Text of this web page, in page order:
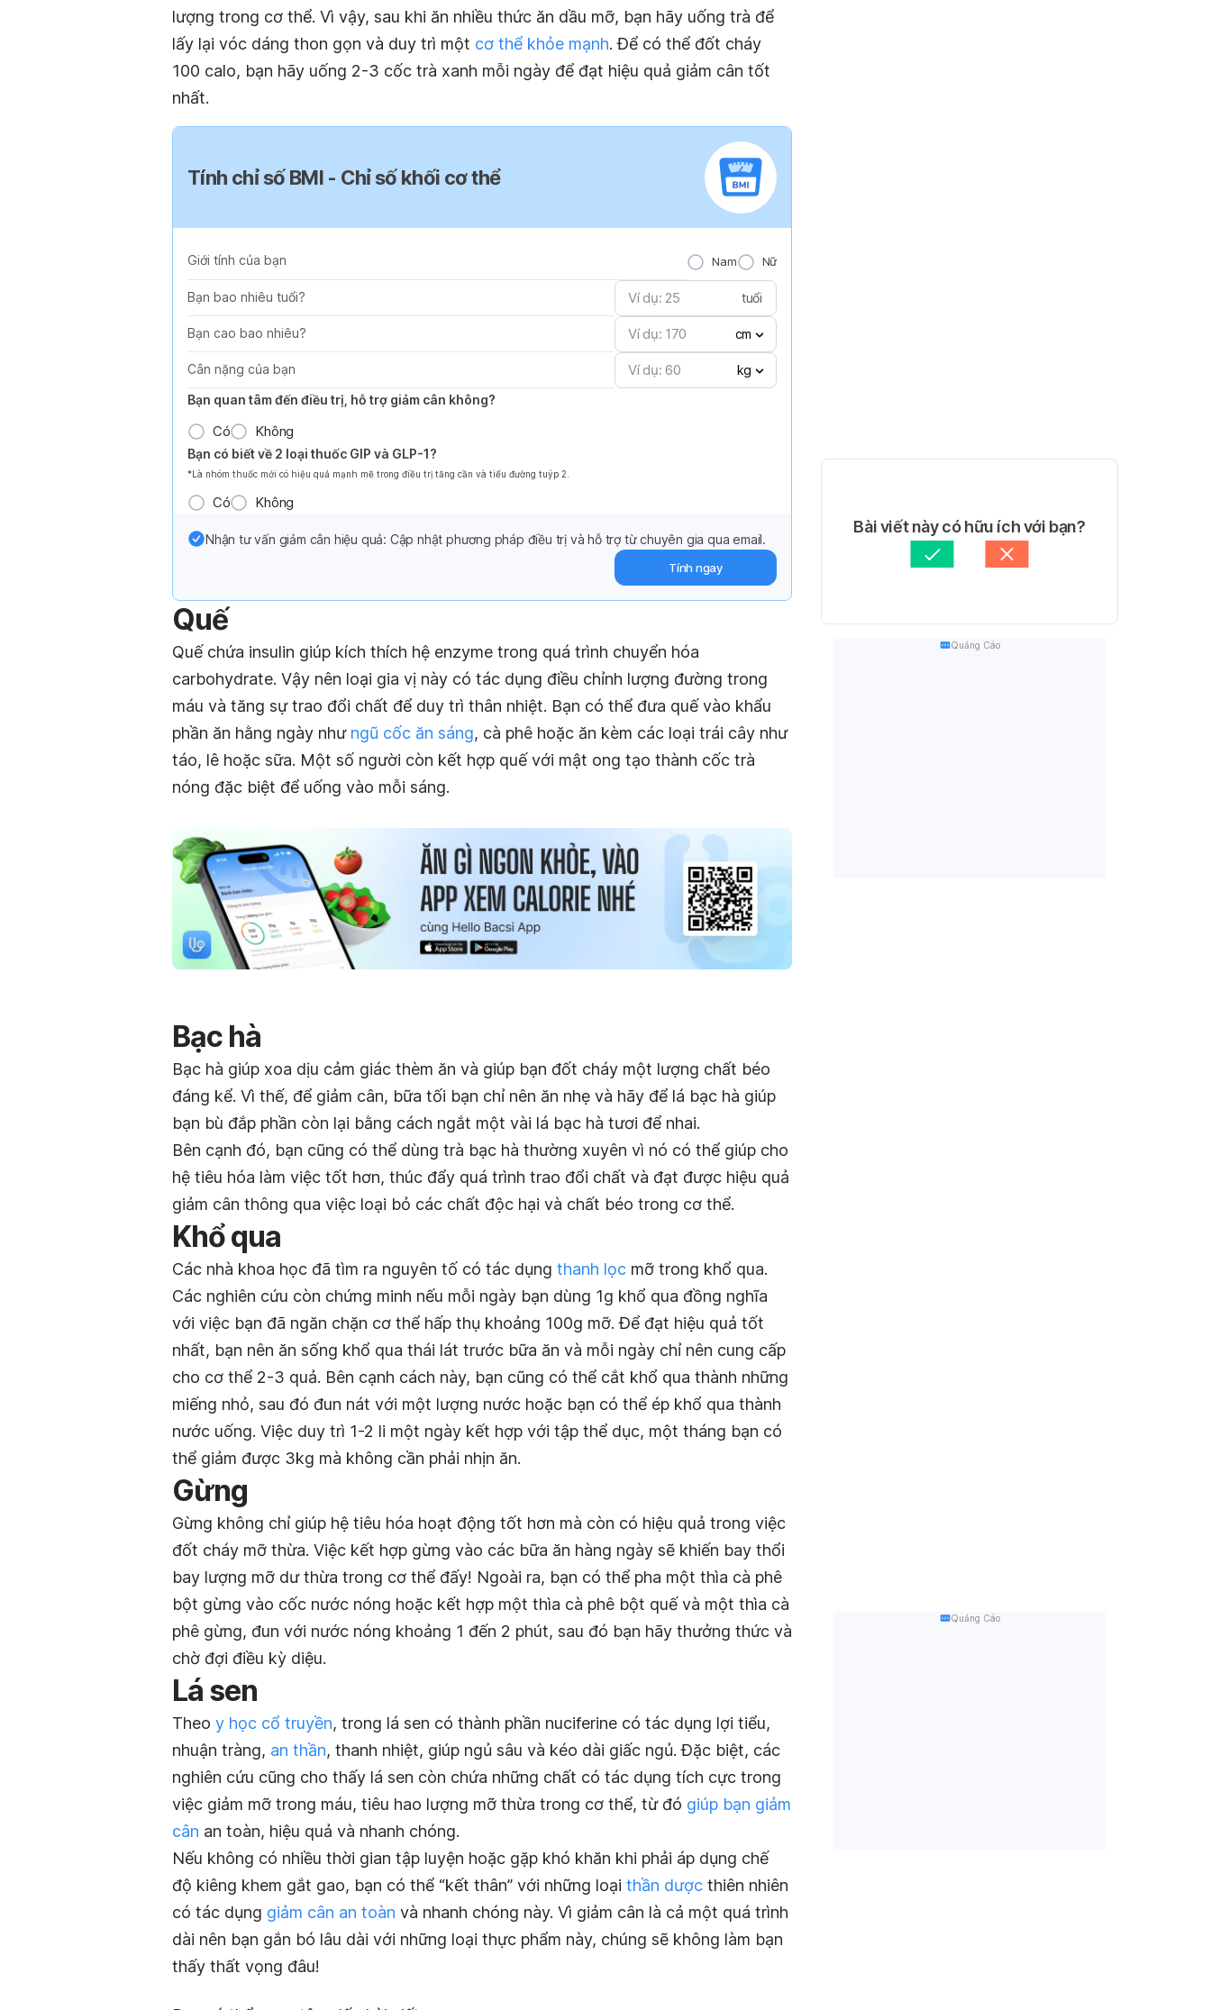
lượng trong cơ thể. Vì vậy, sau khi ăn nhiều thức ăn dầu mỡ, bạn hãy uống trà để
lấy lại vóc dáng thon gọn và duy trì một cơ thể khỏe mạnh. Để có thể đốt cháy
100 calo, bạn hãy uống 2-3 cốc trà xanh mỗi ngày để đạt hiệu quả giảm cân tốt
nhất.
Tính chỉ số BMI - Chỉ số khối cơ thể
Giới tính của bạn Nam Nữ
Bạn bao nhiêu tuổi? tuổi
Bạn cao bao nhiêu? cm
Cân nặng của bạn
kg
Bạn quan tâm đến điều trị, hỗ trợ giảm cân không?
Có Không
Bạn có biết về 2 loại thuốc GIP và GLP-1?
*Là nhóm thuốc mới có hiệu quả mạnh mẽ trong điều trị tăng cần và tiểu đường tuýp 2.
Có Không
Nhận tư vấn giảm cân hiệu quả: Cập nhật phương pháp điều trị và hỗ trợ từ chuyên gia qua email.
Tính ngay
Quế
Quế chứa insulin giúp kích thích hệ enzyme trong quá trình chuyển hóa
carbohydrate. Vậy nên loại gia vị này có tác dụng điều chỉnh lượng đường trong
máu và tăng sự trao đổi chất để duy trì thân nhiệt. Bạn có thể đưa quế vào khẩu
phần ăn hằng ngày như ngũ cốc ăn sáng, cà phê hoặc ăn kèm các loại trái cây như
táo, lê hoặc sữa. Một số người còn kết hợp quế với mật ong tạo thành cốc trà
nóng đặc biệt để uống vào mỗi sáng.
Bạc hà
Bạc hà giúp xoa dịu cảm giác thèm ăn và giúp bạn đốt cháy một lượng chất béo
đáng kể. Vì thế, để giảm cân, bữa tối bạn chỉ nên ăn nhẹ và hãy để lá bạc hà giúp
bạn bù đắp phần còn lại bằng cách ngắt một vài lá bạc hà tươi để nhai.
Bên cạnh đó, bạn cũng có thể dùng trà bạc hà thường xuyên vì nó có thể giúp cho
hệ tiêu hóa làm việc tốt hơn, thúc đẩy quá trình trao đổi chất và đạt được hiệu quả
giảm cân thông qua việc loại bỏ các chất độc hại và chất béo trong cơ thể.
Khổ qua
Các nhà khoa học đã tìm ra nguyên tố có tác dụng thanh lọc mỡ trong khổ qua.
Các nghiên cứu còn chứng minh nếu mỗi ngày bạn dùng 1g khổ qua đồng nghĩa
với việc bạn đã ngăn chặn cơ thể hấp thụ khoảng 100g mỡ. Để đạt hiệu quả tốt
nhất, bạn nên ăn sống khổ qua thái lát trước bữa ăn và mỗi ngày chỉ nên cung cấp
cho cơ thể 2-3 quả. Bên cạnh cách này, bạn cũng có thể cắt khổ qua thành những
miếng nhỏ, sau đó đun nát với một lượng nước hoặc bạn có thể ép khổ qua thành
nước uống. Việc duy trì 1-2 li một ngày kết hợp với tập thể dục, một tháng bạn có
thể giảm được 3kg mà không cần phải nhịn ăn.
Gừng
Gừng không chỉ giúp hệ tiêu hóa hoạt động tốt hơn mà còn có hiệu quả trong việc
đốt cháy mỡ thừa. Việc kết hợp gừng vào các bữa ăn hàng ngày sẽ khiến bay thổi
bay lượng mỡ dư thừa trong cơ thể đấy! Ngoài ra, bạn có thể pha một thìa cà phê
bột gừng vào cốc nước nóng hoặc kết hợp một thìa cà phê bột quế và một thìa cà
phê gừng, đun với nước nóng khoảng 1 đến 2 phút, sau đó bạn hãy thưởng thức và
chờ đợi điều kỳ diệu.
Lá sen
Theo y học cổ truyền, trong lá sen có thành phần nuciferine có tác dụng lợi tiểu,
nhuận tràng, an thần, thanh nhiệt, giúp ngủ sâu và kéo dài giấc ngủ. Đặc biệt, các
nghiên cứu cũng cho thấy lá sen còn chứa những chất có tác dụng tích cực trong
việc giảm mỡ trong máu, tiêu hao lượng mỡ thừa trong cơ thể, từ đó giúp bạn giảm
cân an toàn, hiệu quả và nhanh chóng.
Nếu không có nhiều thời gian tập luyện hoặc gặp khó khăn khi phải áp dụng chế
độ kiêng khem gắt gao, bạn có thể “kết thân” với những loại thần dược thiên nhiên
có tác dụng giảm cân an toàn và nhanh chóng này. Vì giảm cân là cả một quá trình
dài nên bạn gắn bó lâu dài với những loại thực phẩm này, chúng sẽ không làm bạn
thấy thất vọng đâu!
Bài viết này có hữu ích với bạn?
Quảng Cáo
Quảng Cáo